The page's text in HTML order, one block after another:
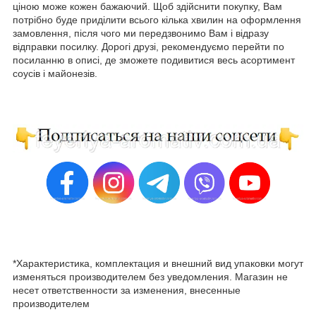
ціною може кожен бажаючий. Щоб здійснити покупку, Вам
потрібно буде приділити всього кілька хвилин на оформлення
замовлення, після чого ми передзвонимо Вам і відразу
відправки посилку. Дорогі друзі, рекомендуємо перейти по
посиланню в описі, де зможете подивитися весь асортимент
соусів і майонезів.
*Характеристика, комплектация и внешний вид упаковки могут
изменяться производителем без уведомления. Магазин не
несет ответственности за изменения, внесенные
производителем